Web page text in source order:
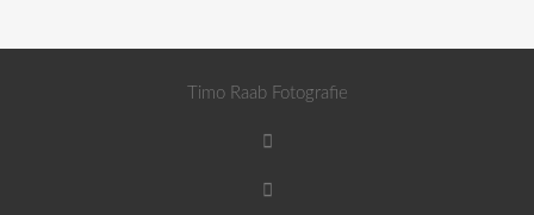
Timo Raab Fotografie